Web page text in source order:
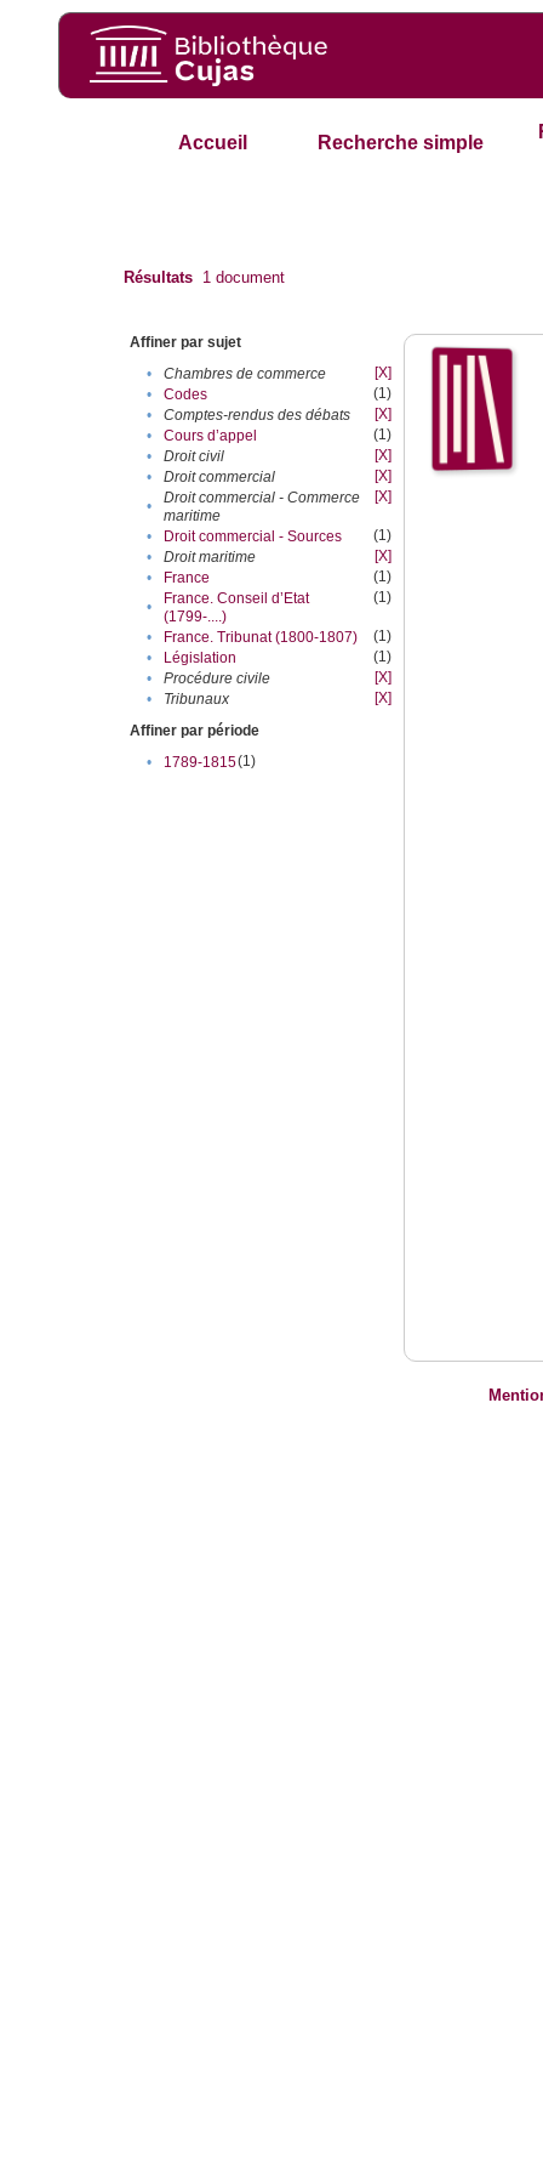
Accueil Recherche simple
Résultats 1 document
Affiner par sujet
•
Chambres de commerce
[X]
•
Codes
(1)
•
Comptes-rendus des débats
[X]
•
Cours d’appel
(1)
•
Droit civil
[X]
•
Droit commercial
[X]
•
Droit commercial - Commerce
maritime
[X]
• Droit commercial - Sources
(1)
•
Droit maritime
[X]
•
France
(1)
•
France. Conseil d’Etat
(1799-....)
(1)
• France. Tribunat (1800-1807)
(1)
•
Législation
(1)
•
Procédure civile
[X]
•
Tribunaux
[X]
Affiner par période
•
1789-1815(1)